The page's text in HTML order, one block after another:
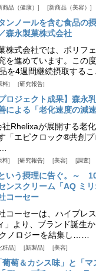
商品（健康） 新商品（美容）
ンノールを含む食品の
森永製菓株式会社
株式会社では、ポリフ
を進めています。この
を4週間継続摂取する
料 研究報告
プロジェクト成果】森永
による「老化速度の減
社Rhelixaが展開する老
「エピクロック®共創
料 研究報告 美容 調査
いう摂理に告ぐ。～
ンスクリーム「AQ ミ
コーセー
コーセーは、ハイプレ
」より、ブランド誕生
ノロジーを結集し……
粧品 新製品 美容
葡萄＆カシス味」と「